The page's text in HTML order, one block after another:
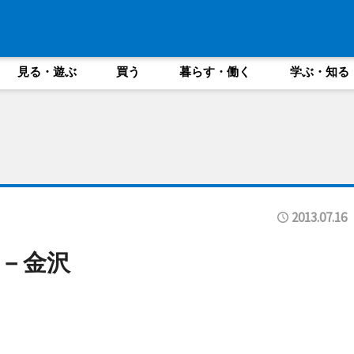
見る・遊ぶ 買う 暮らす・働く 学ぶ・知る
2013.07.16
金沢